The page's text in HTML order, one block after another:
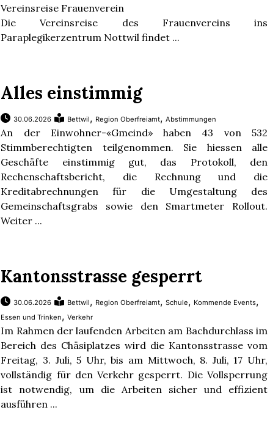
Vereinsreise Frauenverein
Die Vereinsreise des Frauenvereins ins
Paraplegikerzentrum Nottwil findet ...
Alles einstimmig
30.06.2026 Bettwil, Region Oberfreiamt,Abstimmungen
An der Einwohner-«Gmeind» haben 43 von 532
Stimmberechtigten teilgenommen. Sie hiessen alle
Geschäfte einstimmig gut, das Protokoll, den
Rechenschaftsbericht, die Rechnung und die
Kreditabrechnungen für die Umgestaltung des
Gemeinschaftsgrabs sowie den Smartmeter Rollout.
Weiter ...
Kantonsstrasse gesperrt
30.06.2026 Bettwil, Region Oberfreiamt,Schule, Kommende Events,
Essen und Trinken,Verkehr
Im Rahmen der laufenden Arbeiten am Bachdurchlass im
Bereich des Chäsiplatzes wird die Kantonsstrasse vom
Freitag, 3. Juli, 5 Uhr, bis am Mittwoch, 8. Juli, 17 Uhr,
vollständig für den Verkehr gesperrt. Die Vollsperrung
ist notwendig, um die Arbeiten sicher und effizient
ausführen ...